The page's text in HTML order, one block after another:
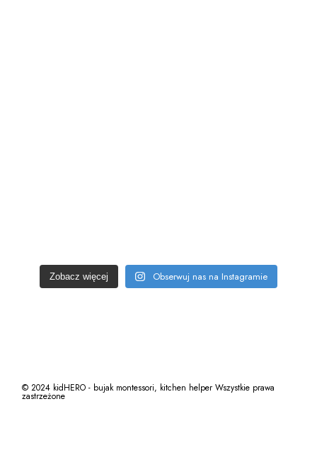
Zobacz więcej Obserwuj nas na Instagramie
© 2024 kidHERO - bujak montessori, kitchen helper Wszystkie prawa
zastrzeżone